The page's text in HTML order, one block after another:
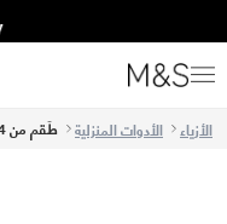
الأزياء الأدوات المنزلية طَقم من 4 منديل للمائدة من القطن والكتان